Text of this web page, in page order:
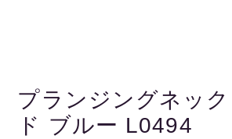
プランジングネッ
ド ブルー L0494